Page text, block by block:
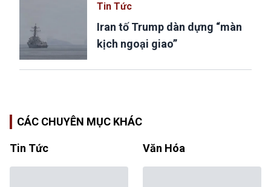
Tin Tức
Iran tố Trump dàn dựng “màn
kịch ngoại giao”
CÁC CHUYÊN MỤC KHÁC
Tin Tức Văn Hóa